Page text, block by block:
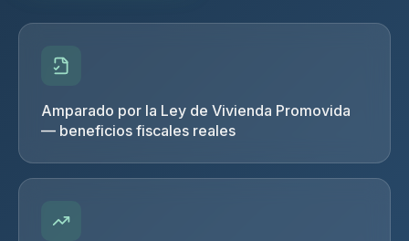
Amparado por la Ley de Vivienda Promovida
— beneficios fiscales reales